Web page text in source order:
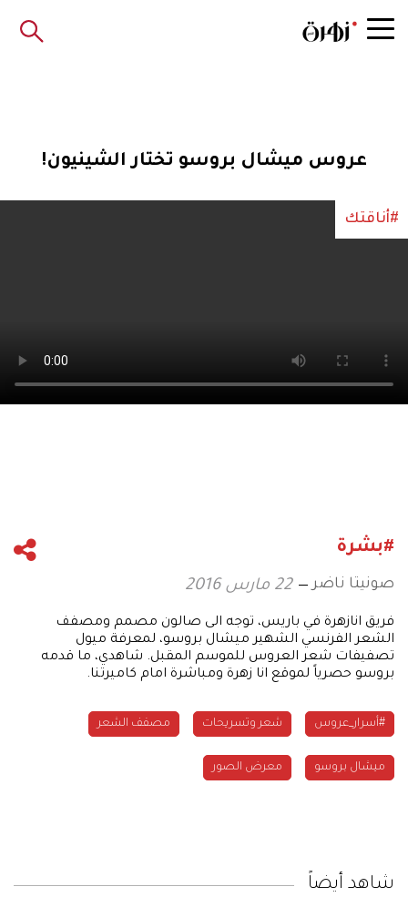
عروس ميشال بروسو تختار الشينيون!
#أناقتك
#بشرة
صونيتا ناضر 22 مارس 2016
فريق انازهرة في باريس، توجه الى صالون مصمم ومصفف
الشعر الفرنسي الشهير ميشال بروسو، لمعرفة ميول
تصفيفات شعر العروس للموسم المقبل. شاهدي، ما قدمه
بروسو حصرياً لموقع انا زهرة ومباشرة امام كاميرتنا.
#أسرار_عروس شعر وتسريحات مصفف الشعر
ميشال بروسو معرض الصور
شاهد أيضاً